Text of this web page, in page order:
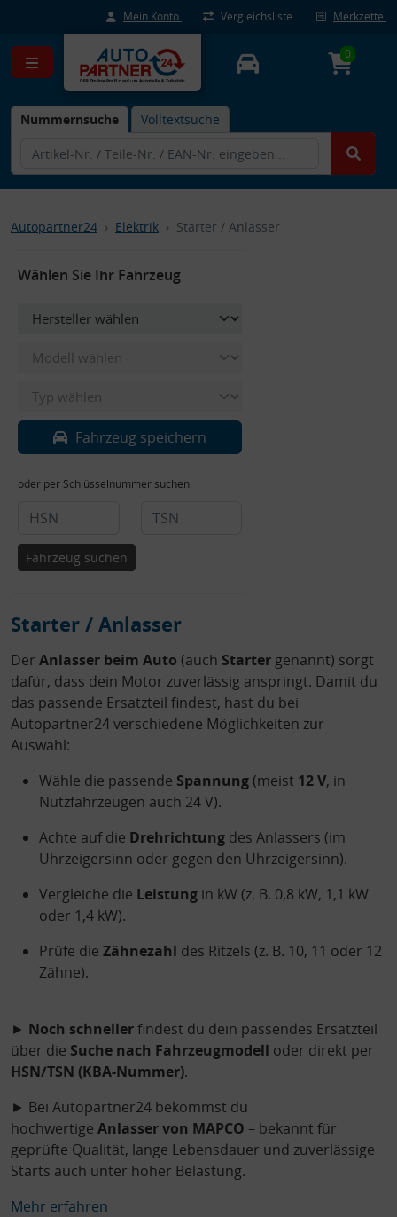
Mein Konto Vergleichsliste Merkzettel
Nummernsuche Volltextsuche
0
Autopartner24 Elektrik Starter / Anlasser
Wählen Sie Ihr Fahrzeug
Fahrzeug speichern
oder per Schlüsselnummer suchen
Fahrzeug suchen
Starter / Anlasser
Der Anlasser beim Auto (auch Starter genannt) sorgt
dafür, dass dein Motor zuverlässig anspringt. Damit du
das passende Ersatzteil findest, hast du bei
Autopartner24 verschiedene Möglichkeiten zur
Auswahl:
Wähle die passende Spannung (meist 12 V, in
Nutzfahrzeugen auch 24 V).
Achte auf die Drehrichtung des Anlassers (im
Uhrzeigersinn oder gegen den Uhrzeigersinn).
Vergleiche die Leistung in kW (z. B. 0,8 kW, 1,1 kW
oder 1,4 kW).
Prüfe die Zähnezahl des Ritzels (z. B. 10, 11 oder 12
Zähne).
► Noch schnellerfindest du dein passendes Ersatzteil
über die Suche nach Fahrzeugmodell oder direkt per
HSN/TSN (KBA-Nummer).
► Bei Autopartner24 bekommst du
hochwertige Anlasser von MAPCO – bekannt für
geprüfte Qualität, lange Lebensdauer und zuverlässige
Starts auch unter hoher Belastung.
Mehr erfahren